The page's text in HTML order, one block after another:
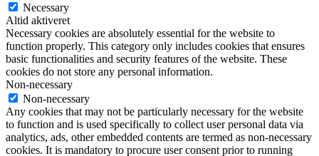
Necessary
Altid aktiveret
Necessary cookies are absolutely essential for the website to
function properly. This category only includes cookies that ensures
basic functionalities and security features of the website. These
cookies do not store any personal information.
Non-necessary
Non-necessary
Any cookies that may not be particularly necessary for the website
to function and is used specifically to collect user personal data via
analytics, ads, other embedded contents are termed as non-necessary
cookies. It is mandatory to procure user consent prior to running